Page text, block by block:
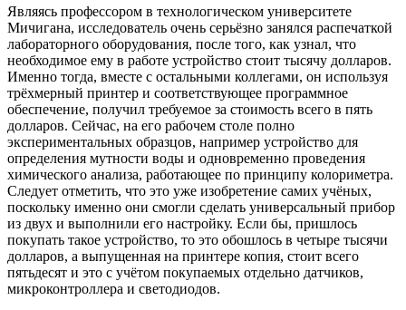
Являясь профессором в технологическом университете
Мичигана, исследователь очень серьёзно занялся распечаткой
лабораторного оборудования, после того, как узнал, что
необходимое ему в работе устройство стоит тысячу долларов.
Именно тогда, вместе с остальными коллегами, он используя
трёхмерный принтер и соответствующее программное
обеспечение, получил требуемое за стоимость всего в пять
долларов. Сейчас, на его рабочем столе полно
экспериментальных образцов, например устройство для
определения мутности воды и одновременно проведения
химического анализа, работающее по принципу колориметра.
Следует отметить, что это уже изобретение самих учёных,
поскольку именно они смогли сделать универсальный прибор
из двух и выполнили его настройку. Если бы, пришлось
покупать такое устройство, то это обошлось в четыре тысячи
долларов, а выпущенная на принтере копия, стоит всего
пятьдесят и это с учётом покупаемых отдельно датчиков,
микроконтроллера и светодиодов.